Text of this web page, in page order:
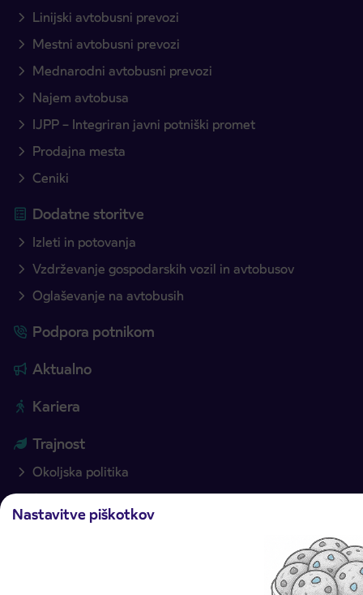
Nastavitve piškotkov
Linijski avtobusni prevozi
Mestni avtobusni prevozi
Mednarodni avtobusni prevozi
Najem avtobusa
IJPP – Integriran javni potniški promet
Prodajna mesta
Ceniki
Dodatne storitve
Izleti in potovanja
Vzdrževanje gospodarskih vozil in avtobusov
Oglaševanje na avtobusih
Podpora potnikom
Aktualno
Kariera
Trajnost
Okoljska politika
Skladnost poslovanja
Sponzorstva in donacije